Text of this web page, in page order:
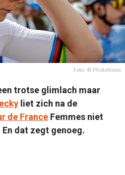
Foto: © PhotoNews
trotse glimlach maar
liet zich na de
de France Femmes niet
En dat zegt genoeg.